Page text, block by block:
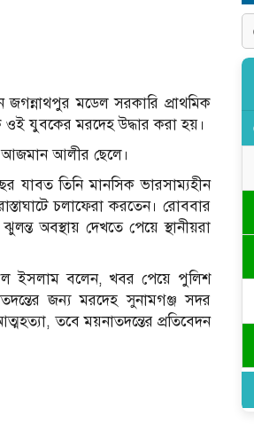
মডেল সরকারি প্রাথমিক
ওই যুবকের মরদেহ উদ্ধার করা হয়।
আজমান আলীর ছেলে।
যাবত তিনি মানসিক ভারসাম্যহীন
চলাফেরা করতেন। রোববার
অবস্থায় দেখতে পেয়ে স্থানীয়রা
ইসলাম বলেন, খবর পেয়ে পুলিশ
জন্য মরদেহ সুনামগঞ্জ সদর
তবে ময়নাতদন্তের প্রতিবেদন